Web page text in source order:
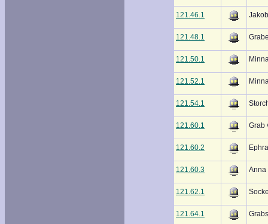
121.46.1
121.48.1
121.50.1
121.52.1
121.54.1
121.60.1 Grab
121.60.2
121.60.3 Anna
121.62.1
121.64.1